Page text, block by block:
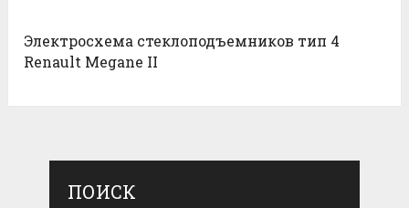
Электросхема стеклоподъемников тип 4
Renault Megane II
ПОИСК